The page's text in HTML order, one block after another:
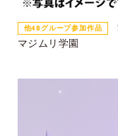
他48グループ参加作品
マジムリ学園